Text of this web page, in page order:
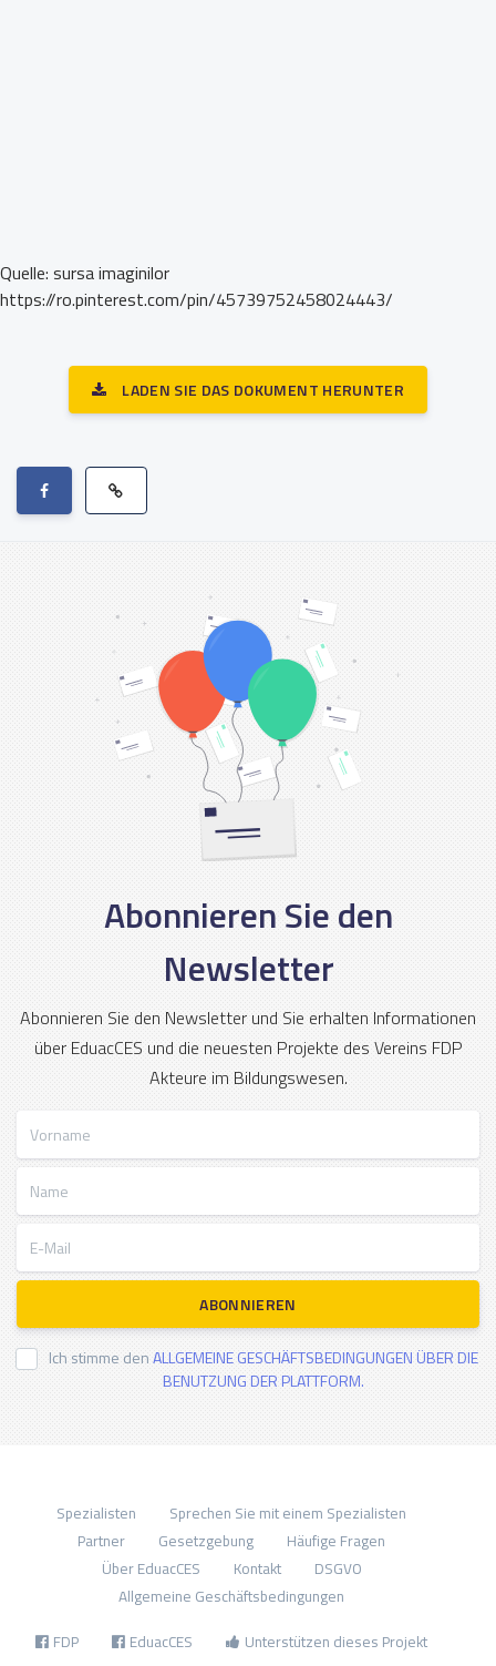
Quelle: sursa imaginilor
https://ro.pinterest.com/pin/45739752458024443/
LADEN SIE DAS DOKUMENT HERUNTER
Abonnieren Sie den
Newsletter
Abonnieren Sie den Newsletter und Sie erhalten Informationen
über EduacCES und die neuesten Projekte des Vereins FDP
Akteure im Bildungswesen.
ABONNIEREN
Ich stimme denALLGEMEINE GESCHÄFTSBEDINGUNGEN ÜBER DIE
BENUTZUNG DER PLATTFORM.
Spezialisten
Sprechen Sie mit einem Spezialisten
Partner
Gesetzgebung
Häufige Fragen
Über EduacCES
Kontakt
DSGVO
Allgemeine Geschäftsbedingungen
FDP EduacCES Unterstützen dieses Projekt